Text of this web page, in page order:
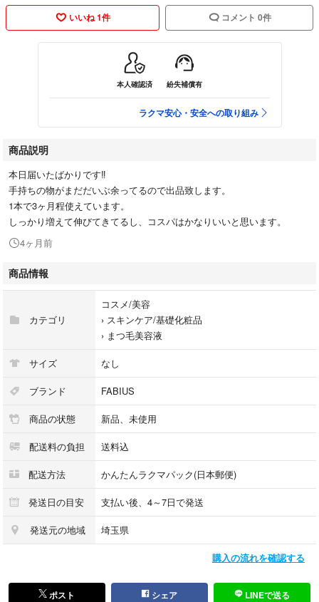
いいね 1件 コメント 0件
本人確認済 紛失補償有
ラクマ安心・安全への取り組み
商品説明
本日届いたばかりです‼︎
手持ちの物がまだだいぶ余ってるので出品致します。
1本で3ヶ月程使えています。
しっかり増えて伸びてきてるし、コスパはかなりいいと思います。
4ヶ月前
商品情報
カテゴリ
コスメ/美容
› スキンケア/基礎化粧品
› まつ毛美容液
サイズ なし
ブランド FABIUS
商品の状態 新品、未使用
配送料の負担 送料込
配送方法 かんたんラクマパック(日本郵便)
発送日の目安 支払い後、4～7日で発送
発送元の地域 埼玉県
購入の流れを確認する
ポスト シェア LINEで送る